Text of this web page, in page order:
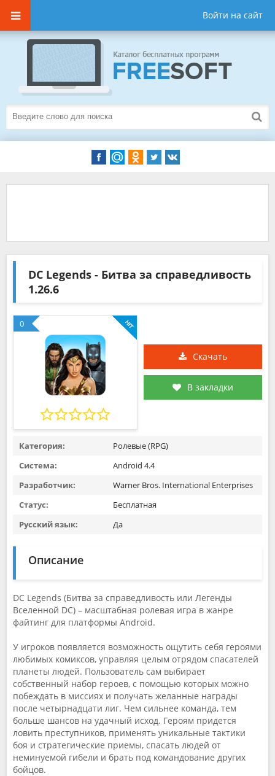
Войти на сайт
DC Legends - Битва за справедливость
1.26.6
0
Скачать
В закладки
Категория:
Ролевые (RPG)
Система:
Android 4.4
Разработчик:
Warner Bros. International Enterprises
Статус:
Бесплатная
Русский язык:
Да
Описание
DC Legends (Битва за справедливость или Легенды
Вселенной DC) – масштабная ролевая игра в жанре
файтинг для платформы Android.
У игроков появляется возможность ощутить себя героями
любимых комиксов, управляя целым отрядом спасателей
планеты людей. Пользователь сам выбирает
собственный набор героев, с помощью которых можно
побеждать в миссиях и получать желанные награды
после четырнадцати лиг. Чем сильнее команда, тем
больше шансов на удачный исход. Героям придется
ловить преступников, применять уникальные тактики
боя и стратегические приемы, спасать людей от
неминуемой гибели и брать под командование других
бойцов.